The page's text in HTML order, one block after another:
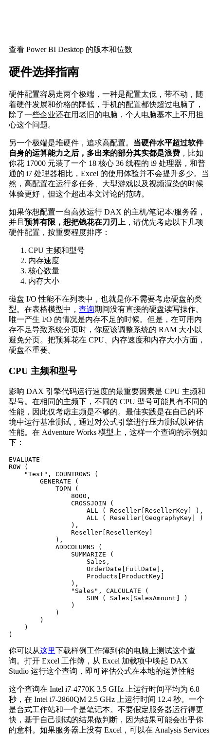
查看 Power BI Desktop 的版本和位数
硬件选择指南
硬件配置容易走两个极端，一种是配置太低，带不动，随
着硬件发展和价格的降低，手机的配置都快超过电脑了，
除了一些企业还在用老旧的电脑，个人电脑基本上不用担
心这个问题。
另一个极端是堆硬件，追求高配置。 当硬件水平超过软件
自身的运算能力之后，多出来的部分其实都是浪费 ，比如
你花 17000 元装了一个 18 核心 36 线程的 i9 处理器，和普
通的 i7 处理器相比，Excel 的使用体验并不会提升多少。当
然，高配置在运行多任务、大型游戏以及视频渲染的时候
体验更好，但这个超出本文讨论的范畴。
如果你想配置一台高效运行 DAX 的主机/笔记本/服务器，
并且 预算有限，想把钱花在刀刃上 ，请优先考虑以下几项
硬件配置，按重要程度排序：
CPU 主频和型号
内存速度
核心数量
内存大小
磁盘 I/O 性能不在列表中，也就是你不需要考虑硬盘的类
型。在表格模型中， 查询期间没有直接的硬盘读写操作。
唯一产生 I/O 的情况是内存不足的时候。但是，在可用内
存不足导致系统分页时，你应该调整系统的 RAM 大小以
避免分页。把预算花在 CPU、内存速度和内存大小方面，
硬盘不重要。
CPU 主频和型号
影响 DAX 引擎代码运行速度的最重要因素是 CPU 主频和
型号。在相同的主频下，不同的 CPU 型号可能具有不同的
性能，因此仅考虑主频是不够的。最佳实践是在自己的环
境中运行基准测试，通过对公式引擎进行压力测试以评估
性能。在 Adventure Works 模型上，这样一个查询的示例如
下：
EVALUATE
ROW (
    "Test", COUNTROWS (
        GENERATE (
            TOPN (
                8000,
                CROSSJOIN (
                    ALL ( Reseller[ResellerKey] ),
                    ALL ( Reseller[GeographyKey] )
                ),
                Reseller[ResellerKey]
            ),
            ADDCOLUMNS (
                SUMMARIZE (
                    Sales,
                    OrderDate[FullDate],
                    Products[ProductKey]
                ),
                "Sales", CALCULATE (
                    SUM ( Sales[SalesAmount] )
                )
            )
        )
    )
你可以从这里下载样例工作簿到你的电脑上测试这个查
询。打开 Excel 工作簿，从 Excel 加载项中唤起 DAX
Studio 运行这个查询，即可评估公式在本地的运算性能
这个查询在 Intel i7-4770K 3.5 GHz 上运行时间平均为 6.8
秒，在 Intel i7-2860QM 2.5 GHz 上运行时间 12.4 秒。一个
是台式工作站和一个是笔记本。不要假定服务器运行得更
快，基于自己测试的结果做判断，因为结果可能会出乎你
的意料。如果服务器上没有 Excel，可以在 Analysis Services